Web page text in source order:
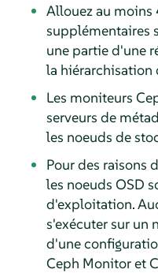
Allouez au moins
supplémentaires
une partie d'une
la hiérarchisation
Les moniteurs
serveurs de
les noeuds de
Pour des raisons
les noeuds OSD
d'exploitation.
s'exécuter sur un
d'une
Ceph Monitor et